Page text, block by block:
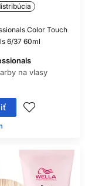
Color Touch
6/37 60ml
na vlasy